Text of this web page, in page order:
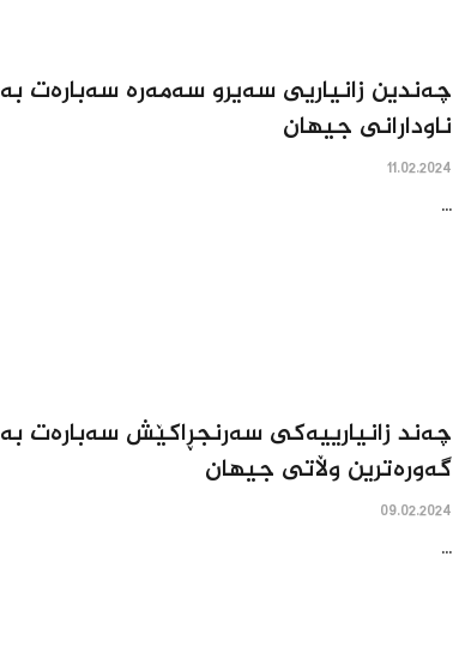
چه‌ندین زانیاریى سه‌یرو سه‌مه‌ره‌ سه‌باره‌ت به‌
ناودارانى جیهان
11.02.2024
...
چه‌ند زانیارییه‌کى سه‌رنجڕاکێش سه‌باره‌ت به‌
گه‌وره‌ترین وڵاتى جیهان
09.02.2024
...